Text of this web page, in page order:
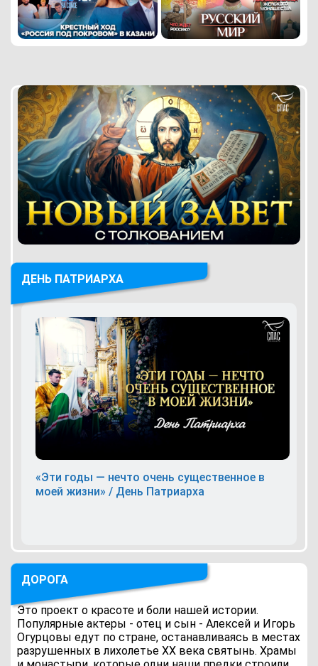
ДЕНЬ ПАТРИАРХА
«Эти годы — нечто очень существенное в
моей жизни» / День Патриарха
ДОРОГА
Это проект о красоте и боли нашей истории.
Популярные актеры - отец и сын - Алексей и Игорь
Огурцовы едут по стране, останавливаясь в местах
разрушенных в лихолетье ХХ века святынь. Храмы